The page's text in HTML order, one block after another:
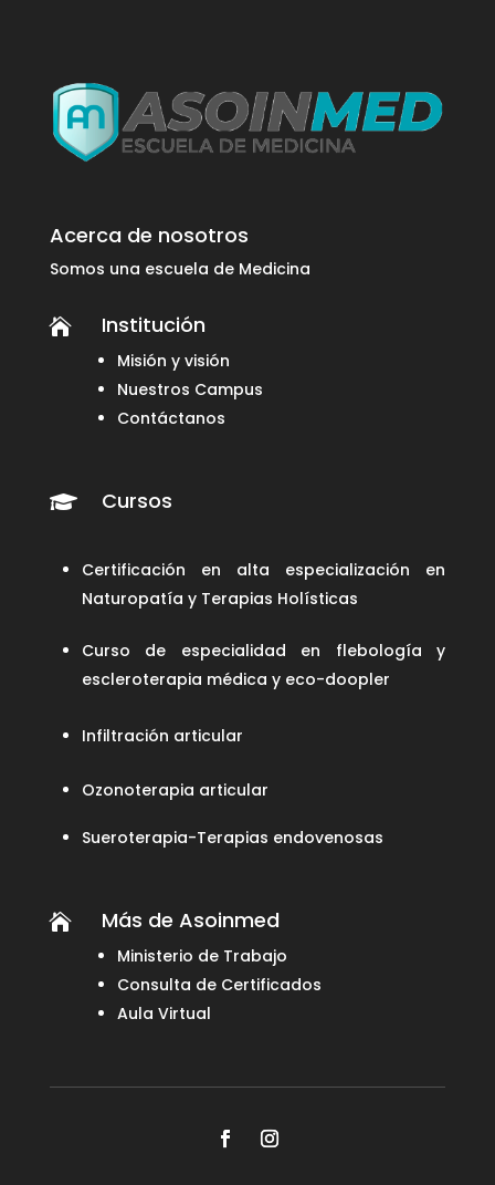
Acerca de nosotros
Somos una escuela de Medicina
 Institución
Misión y visión
Nuestros Campus
Contáctanos
 Cursos
Certificación en alta especialización en
Naturopatía y Terapias Holísticas
Curso de especialidad en flebología y
escleroterapia médica y eco-doopler
Infiltración articular
Ozonoterapia articular
Sueroterapia-Terapias endovenosas
 Más de Asoinmed
Ministerio de Trabajo
Consulta de Certificados
Aula Virtual